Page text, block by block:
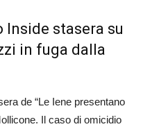
Inside stasera su
in fuga dalla
de “Le Iene presentano
Il caso di omicidio